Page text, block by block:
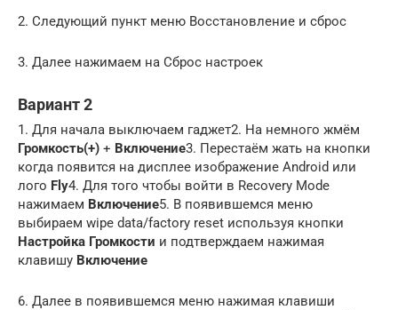
2. Следующий пункт меню Восстановление и сброс
3. Далее нажимаем на Сброс настроек
Вариант 2
1. Для начала выключаем гаджет2. На немного жмём
Громкость(+) + Включение3. Перестаём жать на кнопки
когда появится на дисплее изображение Android или
лого Fly4. Для того чтобы войти в Recovery Mode
нажимаем Включение5. В появившемся меню
выбираем wipe data/factory reset используя кнопки
Настройка Громкости и подтверждаем нажимая
клавишу Включение
6. Далее в появившемся меню нажимая клавиши